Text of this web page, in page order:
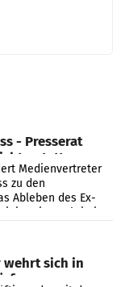
- Presserat
Medienvertreter
zu den
Ableben des Ex-
Christian
wehrt sich in